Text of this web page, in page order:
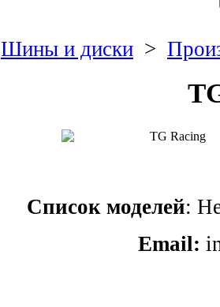
Шины и диски>
TG Racing
Список моделей:
Email: